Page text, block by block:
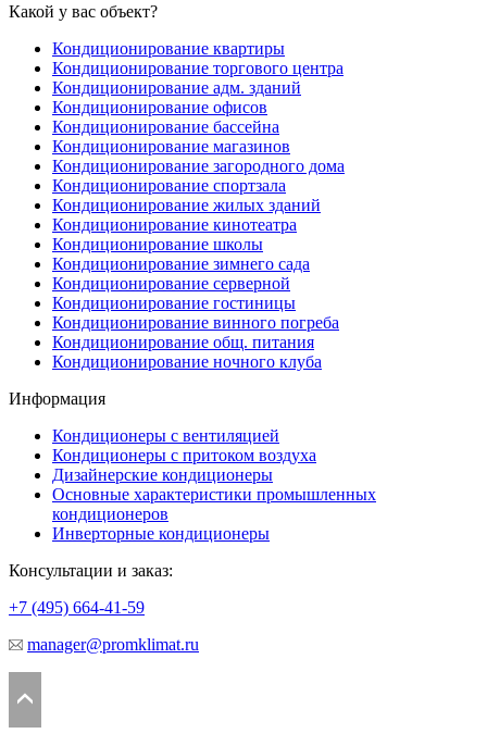
Какой у вас объект?
Кондиционирование квартиры
Кондиционирование торгового центра
Кондиционирование адм. зданий
Кондиционирование офисов
Кондиционирование бассейна
Кондиционирование магазинов
Кондиционирование загородного дома
Кондиционирование спортзала
Кондиционирование жилых зданий
Кондиционирование кинотеатра
Кондиционирование школы
Кондиционирование зимнего сада
Кондиционирование серверной
Кондиционирование гостиницы
Кондиционирование винного погреба
Кондиционирование общ. питания
Кондиционирование ночного клуба
Информация
Кондиционеры с вентиляцией
Кондиционеры с притоком воздуха
Дизайнерские кондиционеры
Основные характеристики промышленных
кондиционеров
Инверторные кондиционеры
Консультации и заказ:
+7 (495) 664-41-59
manager@promklimat.ru